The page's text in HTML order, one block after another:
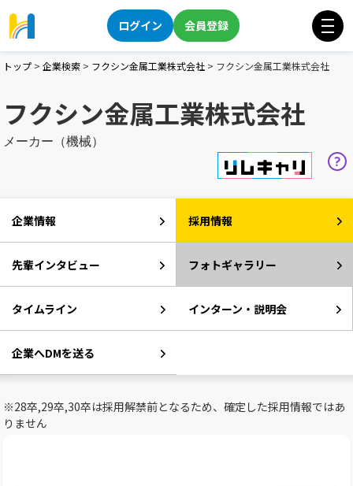
ログイン 会員登録
トップ > 企業検索 > フクシン金属工業株式会社 > フクシン金属工業株式会社
フクシン金属工業株式会社
メーカー（機械）
企業情報 採用情報
先輩インタビュー フォトギャラリー
タイムライン インターン・説明会
企業へDMを送る
※28卒,29卒,30卒は採用解禁前となるため、確定した採用情報ではあ
りません